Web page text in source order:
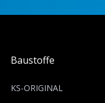
Baustoffe
KS-ORIGINAL